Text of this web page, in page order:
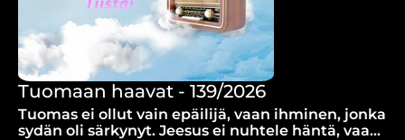
Tuomaan haavat - 139/2026
Tuomas ei ollut vain epäilijä, vaan ihminen, jonka
sydän oli särkynyt. Jeesus ei nuhtele häntä, vaan